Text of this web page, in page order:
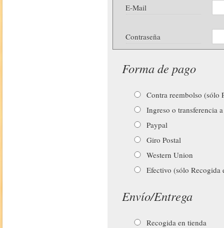
E-Mail
Contraseña
Forma de pago
Contra reembolso (sólo
Ingreso o transferencia
Paypal
Giro Postal
Western Union
Efectivo (sólo Recogida
Envío/Entrega
Recogida en tienda